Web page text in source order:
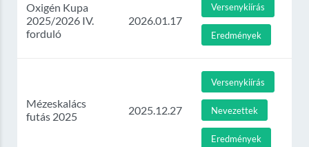
Oxigén Kupa
2025/2026 IV.
forduló
2026.01.17
Versenykiírás
Eredmények
Mézeskalács
futás 2025
2025.12.27
Versenykiírás
Nevezettek
Eredmények